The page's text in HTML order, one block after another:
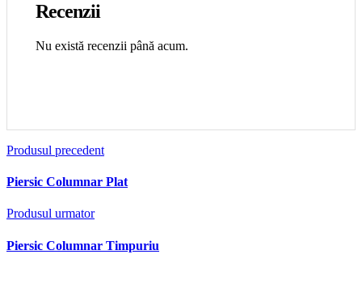
Recenzii
Nu există recenzii până acum.
Produsul precedent
Piersic Columnar Plat
Produsul urmator
Piersic Columnar Timpuriu